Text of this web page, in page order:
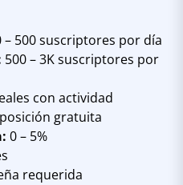
– 500 suscriptores por día
500 – 3K suscriptores por
con actividad
gratuita
0 – 5%
requerida